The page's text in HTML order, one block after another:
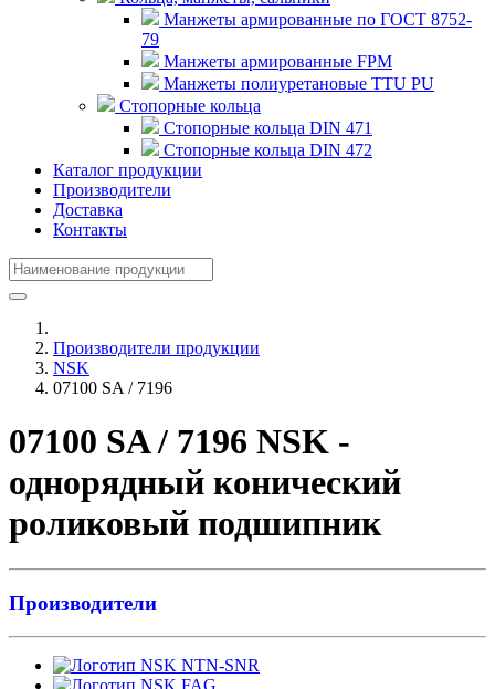
Манжеты армированные по ГОСТ 8752-
79
Манжеты армированные FPM
Манжеты полиуретановые TTU PU
Стопорные кольца
Стопорные кольца DIN 471
Стопорные кольца DIN 472
Каталог продукции
Производители
Доставка
Контакты
Производители продукции
NSK
07100 SA / 7196
07100 SA / 7196 NSK -
однорядный конический
роликовый подшипник
Производители
NTN-SNR